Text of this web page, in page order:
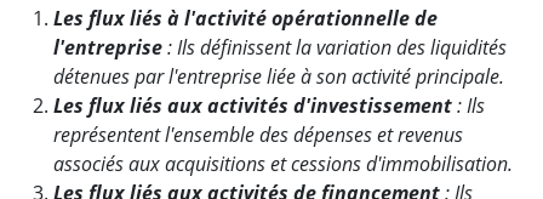
Les flux liés à l'activité opérationnelle de
l'entreprise: Ils définissent la variation des liquidités
détenues par l'entreprise liée à son activité principale.
Les flux liés aux activités d'investissement: Ils
représentent l'ensemble des dépenses et revenus
associés aux acquisitions et cessions d'immobilisation.
Les flux liés aux activités de financement: Ils